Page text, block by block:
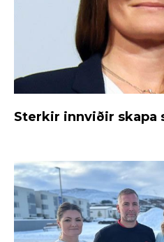
Sterkir innviðir skapa